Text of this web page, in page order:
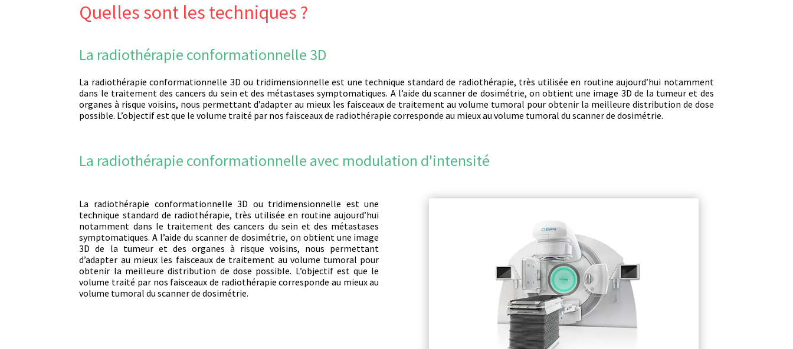
Quelles sont les techniques ?
La radiothérapie conformationnelle 3D
La radiothérapie conformationnelle 3D ou tridimensionnelle est une technique standard de radiothérapie, très utilisée en routine aujourd’hui notamment
dans le traitement des cancers du sein et des métastases symptomatiques. A l’aide du scanner de dosimétrie, on obtient une image 3D de la tumeur et des
organes à risque voisins, nous permettant d’adapter au mieux les faisceaux de traitement au volume tumoral pour obtenir la meilleure distribution de dose
possible. L’objectif est que le volume traité par nos faisceaux de radiothérapie corresponde au mieux au volume tumoral du scanner de dosimétrie.
La radiothérapie conformationnelle avec modulation d'intensité
La radiothérapie conformationnelle 3D ou tridimensionnelle est une
technique standard de radiothérapie, très utilisée en routine aujourd’hui
notamment dans le traitement des cancers du sein et des métastases
symptomatiques. A l’aide du scanner de dosimétrie, on obtient une image
3D de la tumeur et des organes à risque voisins, nous permettant
d’adapter au mieux les faisceaux de traitement au volume tumoral pour
obtenir la meilleure distribution de dose possible. L’objectif est que le
volume traité par nos faisceaux de radiothérapie corresponde au mieux au
volume tumoral du scanner de dosimétrie.